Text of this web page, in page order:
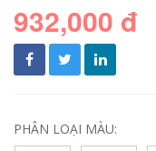
932,000 đ
PHÂN LOẠI MÀU: